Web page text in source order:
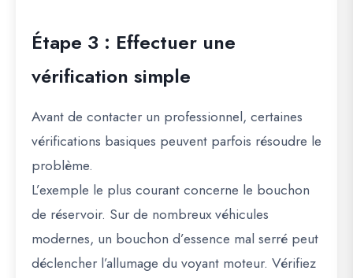
Étape 3 : Effectuer une
vérification simple
Avant de contacter un professionnel, certaines
vérifications basiques peuvent parfois résoudre le
problème.
L’exemple le plus courant concerne le bouchon
de réservoir. Sur de nombreux véhicules
modernes, un bouchon d’essence mal serré peut
déclencher l’allumage du voyant moteur. Vérifiez